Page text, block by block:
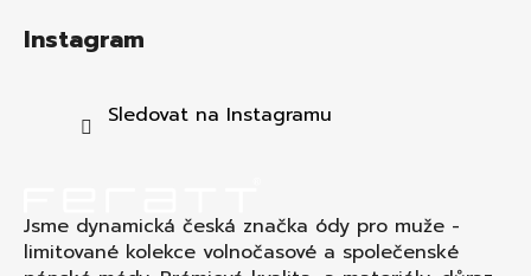
Instagram
Sledovat na Instagramu
Jsme dynamická česká značka ódy pro muže -
limitované kolekce volnočasové a společenské